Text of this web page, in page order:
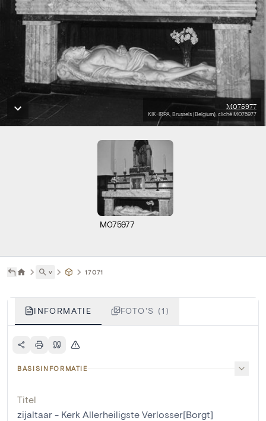
M075977
KIK-IRPA, Brussels (Belgium), cliché M075977
M075977
˅ 17071
INFORMATIE FOTO'S (1)
BASISINFORMATIE
Titel
zijaltaar - Kerk Allerheiligste Verlosser[Borgt]